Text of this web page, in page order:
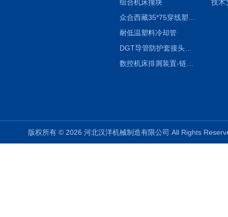
组合机床撞块
耐低温塑料冷却管
DGT导管防护套接头形式与参数
数控机床排屑装置-链板式排屑机
技术
版权所有 © 2026 河北汉洋机械制造有限公司 All Rights